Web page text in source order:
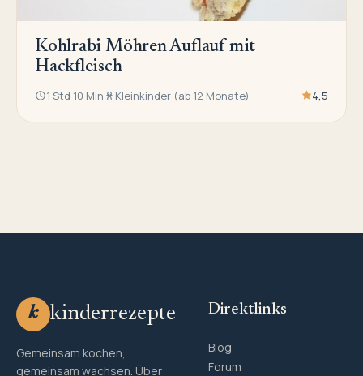
Kohlrabi Möhren Auflauf mit
Hackfleisch
1 Std 10 Min Kleinkinder (ab 12 Monate) 4,5
k kinderrezepte
Gemeinsam kochen,
gemeinsam wachsen. Über
Direktlinks
Blog
Forum